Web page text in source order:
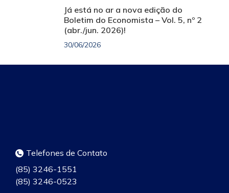
Já está no ar a nova edição do
Boletim do Economista – Vol. 5, nº 2
(abr./jun. 2026)!
30/06/2026
Telefones de Contato
(85) 3246-1551
(85) 3246-0523